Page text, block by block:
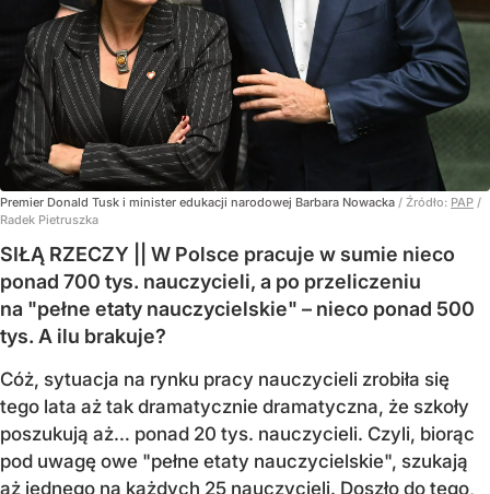
Premier Donald Tusk i minister edukacji narodowej Barbara Nowacka / Źródło: PAP /
Radek Pietruszka
SIŁĄ RZECZY || W Polsce pracuje w sumie nieco
ponad 700 tys. nauczycieli, a po przeliczeniu
na "pełne etaty nauczycielskie" – nieco ponad 500
tys. A ilu brakuje?
Cóż, sytuacja na rynku pracy nauczycieli zrobiła się
tego lata aż tak dramatycznie dramatyczna, że szkoły
poszukują aż… ponad 20 tys. nauczycieli. Czyli, biorąc
pod uwagę owe "pełne etaty nauczycielskie", szukają
aż jednego na każdych 25 nauczycieli. Doszło do tego,